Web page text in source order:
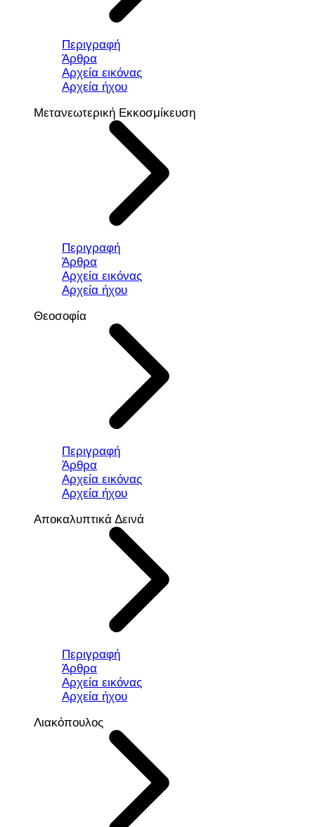
Περιγραφή
Άρθρα
Αρχεία εικόνας
Αρχεία ήχου
Μετανεωτερική Εκκοσμίκευση
Περιγραφή
Άρθρα
Αρχεία εικόνας
Αρχεία ήχου
Θεοσοφία
Περιγραφή
Άρθρα
Αρχεία εικόνας
Αρχεία ήχου
Αποκαλυπτικά Δεινά
Περιγραφή
Άρθρα
Αρχεία εικόνας
Αρχεία ήχου
Λιακόπουλος